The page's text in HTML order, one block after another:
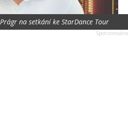
na setkání ke StarDance Tour